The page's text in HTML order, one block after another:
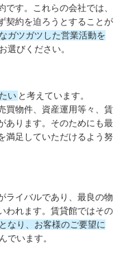
す。これらの会社では、
契約を迫ろうとすることが
ガツガツした営業活動を
選びください。
い と考えています。
買物件、資産運用等々、賃
あります。そのためにも最
満足していただけるよう努
ライバルであり、最良の物
われます。賃貸館ではその
なり、お客様のご要望に
でいます。